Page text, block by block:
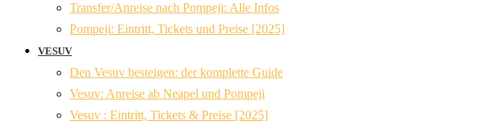
Transfer/Anreise nach Pompeji: Alle Infos
Pompeji: Eintritt, Tickets und Preise [2025]
VESUV
Den Vesuv besteigen: der komplette Guide
Vesuv: Anreise ab Neapel und Pompeji
Vesuv : Eintritt, Tickets & Preise [2025]